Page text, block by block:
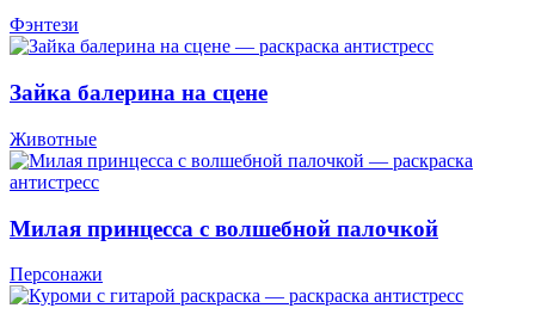
Фэнтези
Зайка балерина на сцене
Животные
Милая принцесса с волшебной палочкой
Персонажи